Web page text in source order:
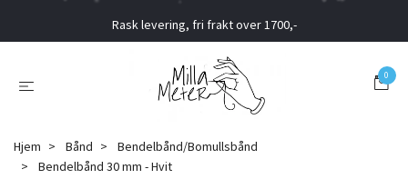
Rask levering, fri frakt over 1700,-
0
Hjem Bånd
Bendelbånd/Bomullsbånd
Bendelbånd 30 mm - Hvit